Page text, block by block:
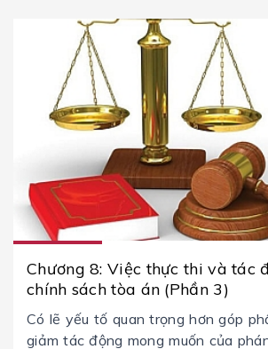
Chương 8: Việc thực thi và tác
chính sách tòa án (Phần 3)
Có lẽ yếu tố quan trọng hơn góp
giảm tác động mong muốn của